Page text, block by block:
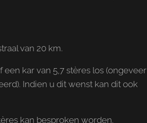
van 20 km.
een kar van 5,7 stères los (ongeveer
Indien u dit wenst kan dit ook
kan besproken worden.